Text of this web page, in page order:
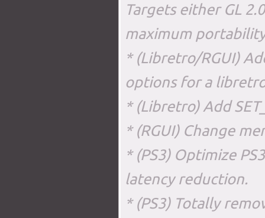
Targets either GL
maximum
* (Libretro/RGUI)
options for a
* (Libretro) Add
* (RGUI) Change
* (PS3) Optimize
latency reduction.
* (PS3) Totally